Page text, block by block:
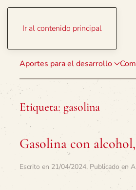
Ir al contenido principal
Aportes para el desarrollo
Etiqueta: gasolina
Gasolina con
Escrito en 21/04/2024. Publicado en